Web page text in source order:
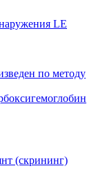
LE
по методу
(скрининг)